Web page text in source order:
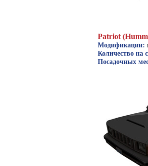
Patriot
Модификации:
Количество на
Посадочных